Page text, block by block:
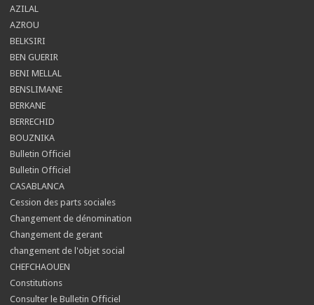
AZILAL
AZROU
BELKSIRI
BEN GUERIR
BENI MELLAL
BENSLIMANE
BERKANE
BERRECHID
BOUZNIKA
Bulletin Officiel
Bulletin Officiel
CASABLANCA
Cession des parts sociales
Changement de dénomination
Changement de gerant
changement de l'objet social
CHEFCHAOUEN
Constitutions
Consulter le Bulletin Officiel